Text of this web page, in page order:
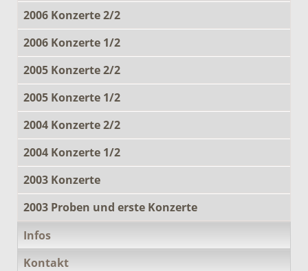
2006 Konzerte 2/2
2006 Konzerte 1/2
2005 Konzerte 2/2
2005 Konzerte 1/2
2004 Konzerte 2/2
2004 Konzerte 1/2
2003 Konzerte
2003 Proben und erste Konzerte
Infos
Kontakt